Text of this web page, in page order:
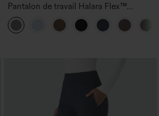
Pantalon de travail Halara Flex™
DayStretch à taille haute, avec poches et
coupe droite